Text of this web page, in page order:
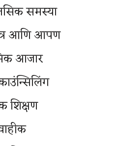
समस्या
आणि आपण
आजार
शिक्षण